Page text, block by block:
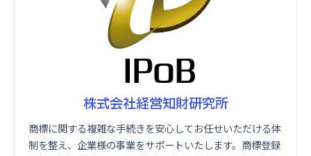
株式会社経営知財研究所
商標に関する複雑な手続きを安心してお任せいただける体
制を整え、企業様の事業をサポートいたします。商標登録